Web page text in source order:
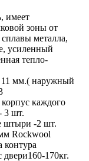
имеет
зоны от
металла,
усиленный
тепло-
мм.( наружный
каждого
3 шт.
штыри -2 шт.
Rockwool
контура
170кг.